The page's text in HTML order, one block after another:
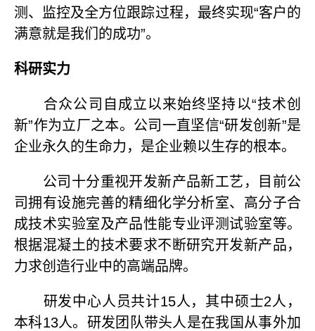
测、监控及全方位跟踪过程，最终实现“客户的
满意就是我们的成功”。
科研实力
合众公司自成立以来始终坚持以“技术创
新”作为立厂之本。公司一直坚信“研发创新”是
企业永久的生命力，是企业赖以生存的根本。
公司十分重视开发新产品新工艺，目前公
司拥有设施完善的精细化学分析室、高分子合
成技术实验室及产品性能专业评测试验室等。
根据混凝土的技术要求不断研究开发新产品，
力求创造行业中的高端品牌。
研发中心人员共计15人，其中硕士2人，
本科13人。研发团队带头人是在我国从事外加